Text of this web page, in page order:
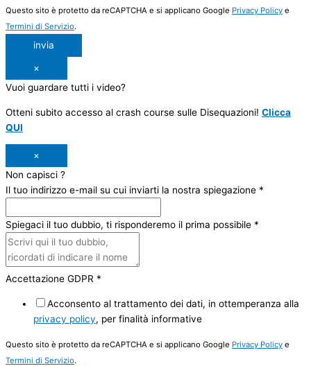
Questo sito è protetto da reCAPTCHA e si applicano Google Privacy Policy e
Termini di Servizio.
invia
×
Vuoi guardare tutti i video?
Otteni subito accesso al crash course sulle Disequazioni! Clicca
QUI
×
Non capisci ?
Il tuo indirizzo e-mail su cui inviarti la nostra spiegazione *
Spiegaci il tuo dubbio, ti risponderemo il prima possibile *
Accettazione GDPR *
Acconsento al trattamento dei dati, in ottemperanza alla
privacy policy, per finalità informative
Questo sito è protetto da reCAPTCHA e si applicano Google Privacy Policy e
Termini di Servizio.